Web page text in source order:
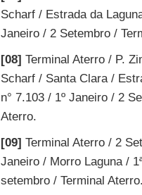
Scharf / Estrada da
Janeiro / 2 Setembro /
[08] Terminal Aterro / P.
Scharf / Santa Clara /
n° 7.103 / 1º Janeiro / 2
Aterro.
[09] Terminal Aterro / 2
Janeiro / Morro Laguna /
setembro / Terminal Aterro.